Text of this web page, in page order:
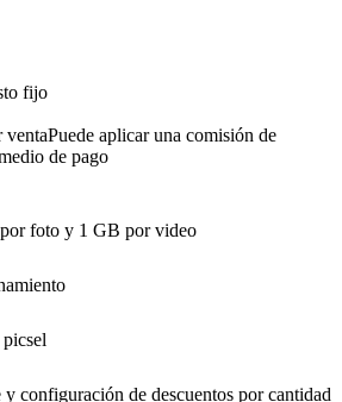
fijo
ventaPuede aplicar una comisión de
de pago
foto y 1 GB por video
picsel
y configuración de descuentos por cantidad